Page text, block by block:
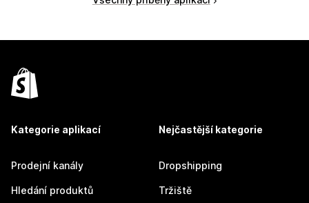
Kategorie aplikací
Prodejní kanály
Hledání produktů
Nejčastější kategorie
Dropshipping
Tržiště